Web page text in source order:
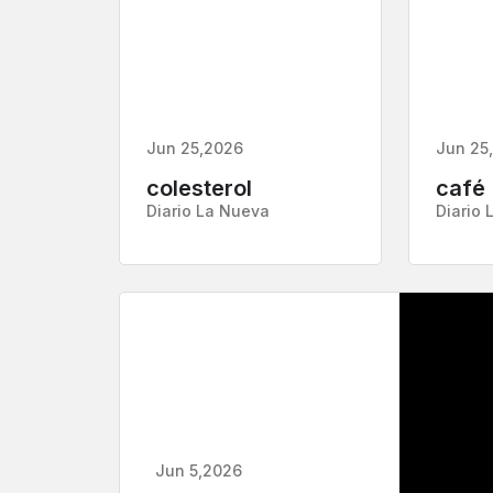
Jun 25,2026
colesterol
Diario La Nueva
Jun
café
Diario
Jun 5,2026